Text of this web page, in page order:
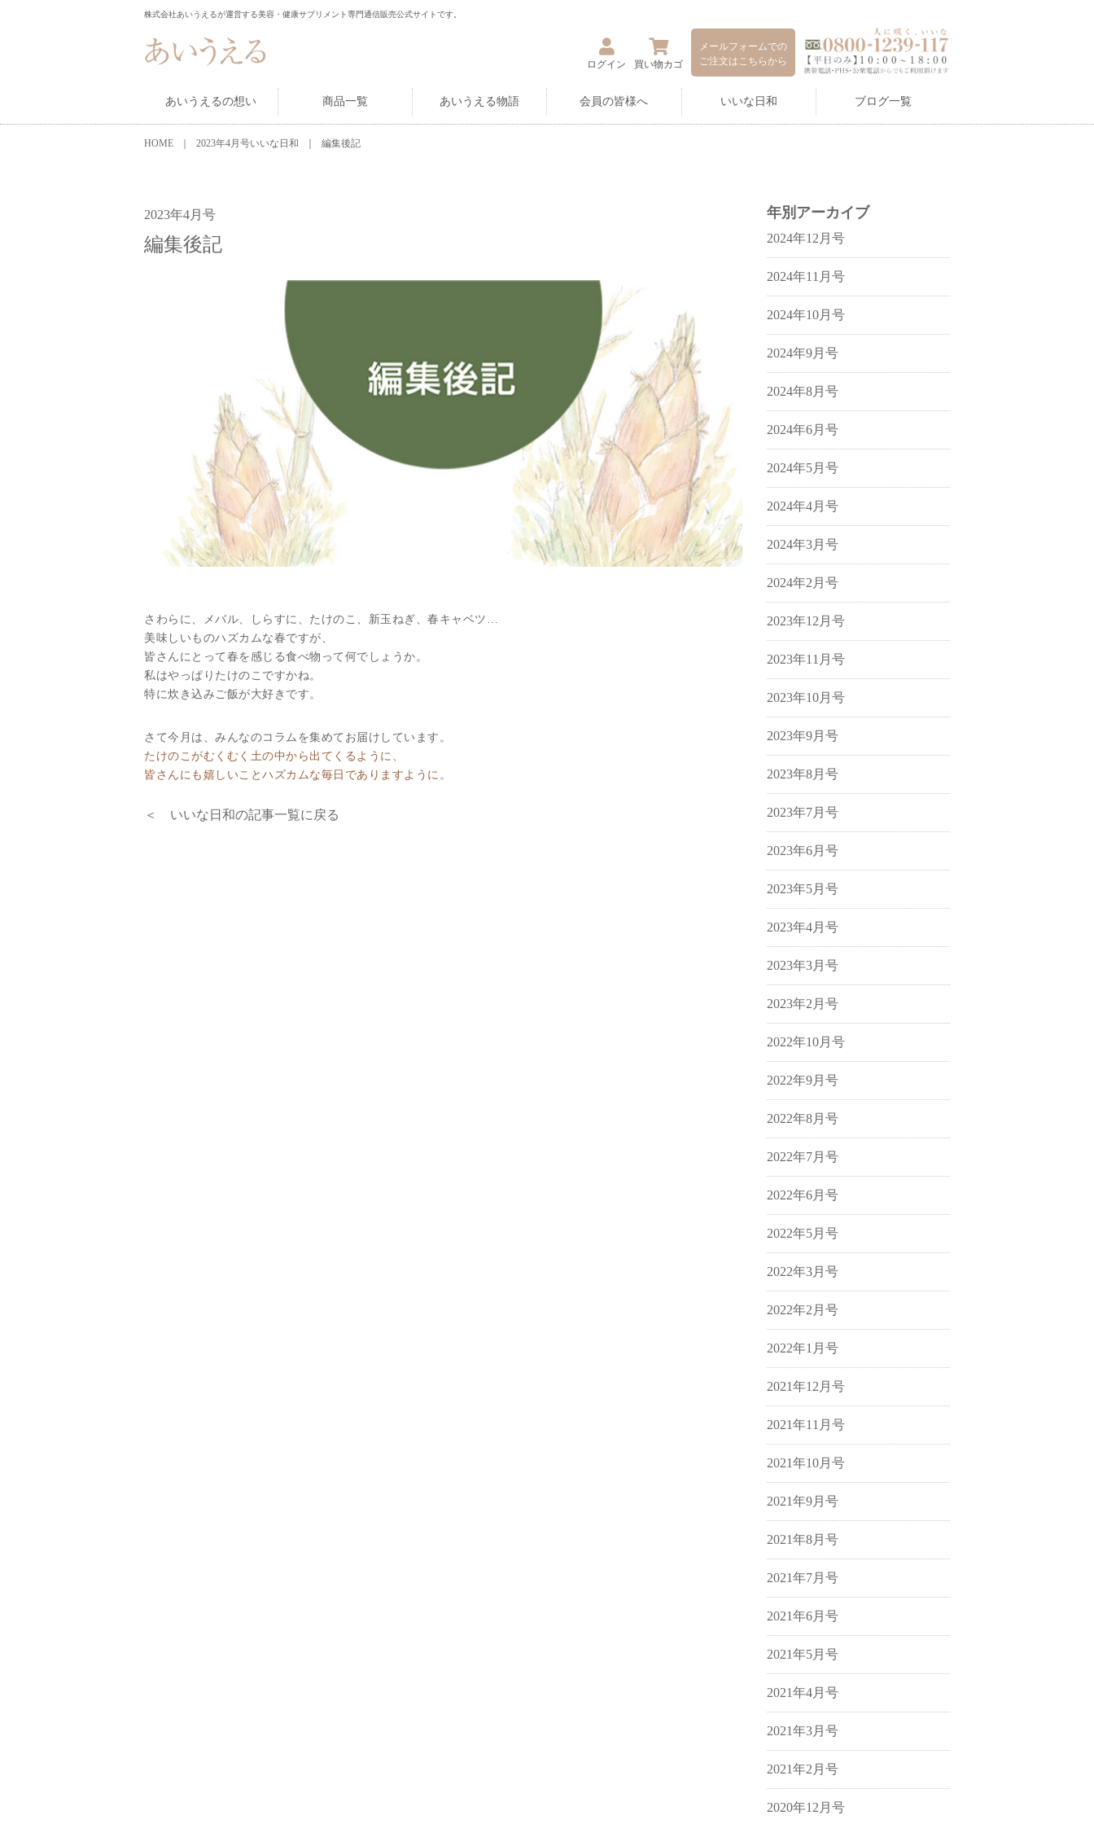
株式会社あいうえるが運営する美容・健康サプリメント専門通信販売公式サイトです。
ログイン 買い物カゴ
メールフォームでの
ご注文はこちらから
あいうえるの想い 商品一覧 あいうえる物語 会員の皆様へ いいな日和 ブログ一覧
HOME 2023年4月号いいな日和 編集後記
2023年4月号
編集後記
さわらに、メバル、しらすに、たけのこ、新玉ねぎ、春キャベツ…
美味しいものハズカムな春ですが、
皆さんにとって春を感じる食べ物って何でしょうか。
私はやっぱりたけのこですかね。
特に炊き込みご飯が大好きです。
さて今月は、みんなのコラムを集めてお届けしています。
たけのこがむくむく土の中から出てくるように、
皆さんにも嬉しいことハズカムな毎日でありますように。
＜ いいな日和の記事一覧に戻る
年別アーカイブ
2024年12月号
2024年11月号
2024年10月号
2024年9月号
2024年8月号
2024年6月号
2024年5月号
2024年4月号
2024年3月号
2024年2月号
2023年12月号
2023年11月号
2023年10月号
2023年9月号
2023年8月号
2023年7月号
2023年6月号
2023年5月号
2023年4月号
2023年3月号
2023年2月号
2022年10月号
2022年9月号
2022年8月号
2022年7月号
2022年6月号
2022年5月号
2022年3月号
2022年2月号
2022年1月号
2021年12月号
2021年11月号
2021年10月号
2021年9月号
2021年8月号
2021年7月号
2021年6月号
2021年5月号
2021年4月号
2021年3月号
2021年2月号
2020年12月号